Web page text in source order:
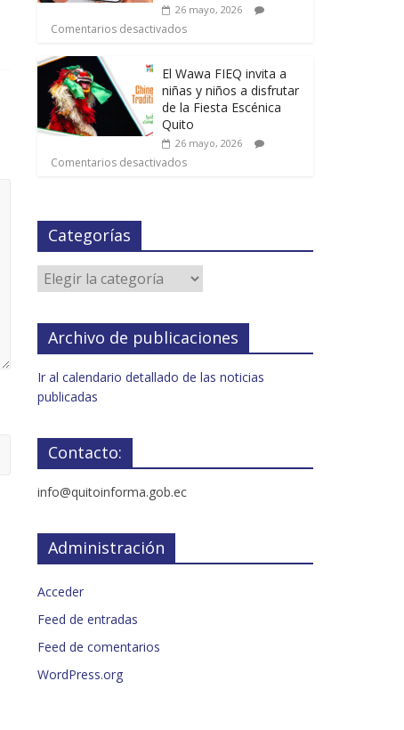
26 mayo, 2026
Comentarios desactivados
El Wawa FIEQ invita a
niñas y niños a disfrutar
de la Fiesta Escénica
Quito
26 mayo, 2026
Comentarios desactivados
Categorías
Archivo de publicaciones
Ir al calendario detallado de las noticias
publicadas
Contacto:
info@quitoinforma.gob.ec
Administración
Acceder
Feed de entradas
Feed de comentarios
WordPress.org